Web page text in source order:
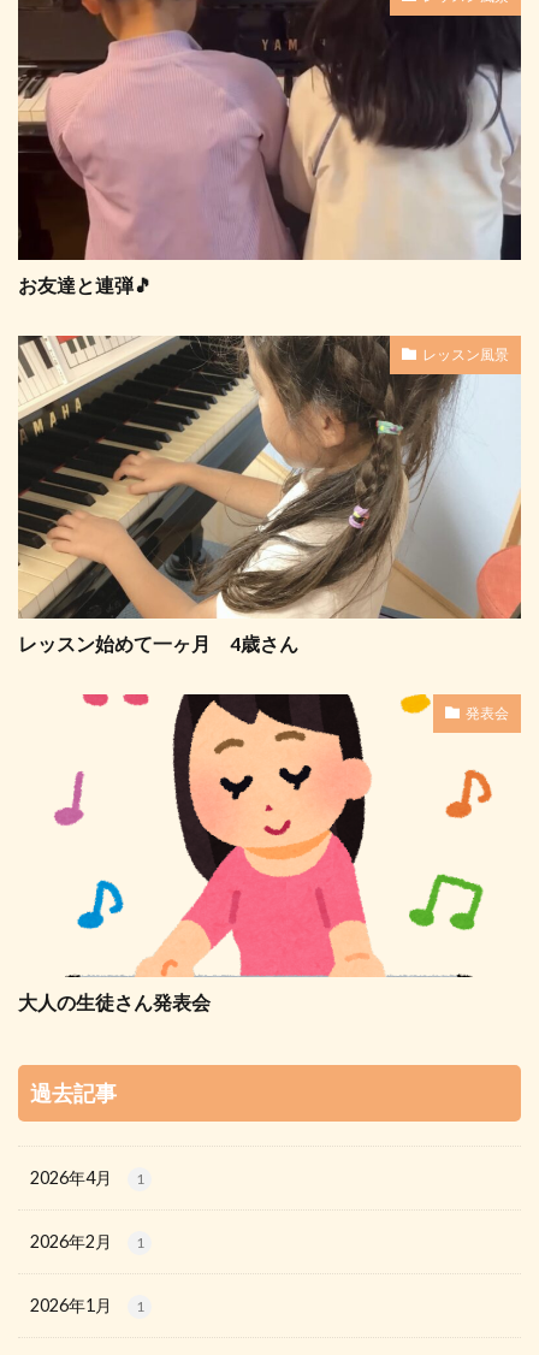
お友達と連弾🎵
レッスン風景
レッスン始めて一ヶ月 4歳さん
発表会
大人の生徒さん発表会
過去記事
2026年4月 1
2026年2月 1
2026年1月 1